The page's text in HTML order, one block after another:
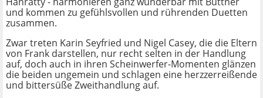
und kommen zu gefühlsvollen und rührenden Duetten
zusammen.
Zwar treten Karin Seyfried und Nigel Casey, die die Eltern
von Frank darstellen, nur recht selten in der Handlung
auf, doch auch in ihren Scheinwerfer-Momenten glänzen
die beiden ungemein und schlagen eine herzzerreißende
und bittersüße Zweithandlung auf.